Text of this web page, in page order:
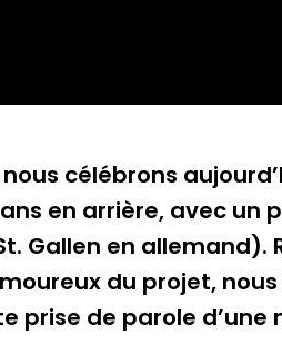
célébrons
en arrière, avec
Gallen en allemand).
du projet,
prise de parole